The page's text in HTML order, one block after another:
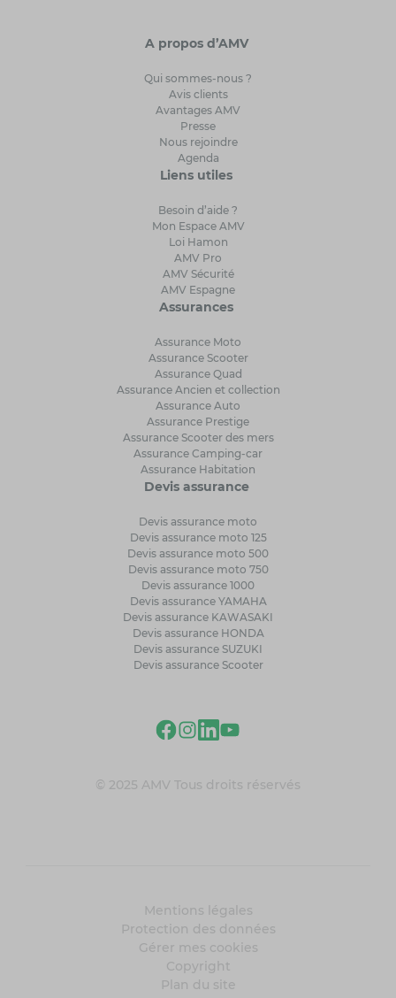
A propos d’AMV
Qui sommes-nous ?
Avis clients
Avantages AMV
Presse
Nous rejoindre
Agenda
Liens utiles
Besoin d’aide ?
Mon Espace AMV
Loi Hamon
AMV Pro
AMV Sécurité
AMV Espagne
Assurances
Assurance Moto
Assurance Scooter
Assurance Quad
Assurance Ancien et collection
Assurance Auto
Assurance Prestige
Assurance Scooter des mers
Assurance Camping-car
Assurance Habitation
Devis assurance
Devis assurance moto
Devis assurance moto 125
Devis assurance moto 500
Devis assurance moto 750
Devis assurance 1000
Devis assurance YAMAHA
Devis assurance KAWASAKI
Devis assurance HONDA
Devis assurance SUZUKI
Devis assurance Scooter
© 2025 AMV Tous droits réservés
Mentions légales
Protection des données
Gérer mes cookies
Copyright
Plan du site